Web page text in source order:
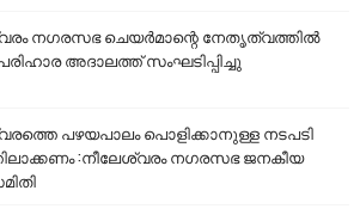
നഗരസഭ ചെയർമാന്റെ നേതൃത്വത്തിൽ
അദാലത്ത് സംഘടിപ്പിച്ചു
പഴയപാലം പൊളിക്കാനുള്ള നടപടി
:നീലേശ്വരം നഗരസഭ ജനകീയ